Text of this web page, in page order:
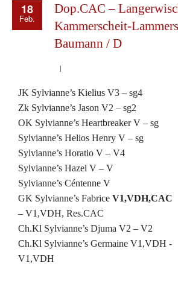
18
Feb.
Dop.CAC –
Kammerscheit-
Baumann / D
JK Sylvianne’s Kielius V3 – sg4
Zk Sylvianne’s Jason V2 – sg2
OK Sylvianne’s Heartbreaker V – sg
Sylvianne’s Helios Henry V – sg
Sylvianne’s Horatio V – V4
Sylvianne’s Hazel V – V
Sylvianne’s Céntenne V
GK Sylvianne’s Fabrice V1,VDH,CAC
– V1,VDH, Res.CAC
Ch.Kl Sylvianne’s Djuma V2 – V2
Ch.Kl Sylvianne’s Germaine V1,VDH -
V1,VDH